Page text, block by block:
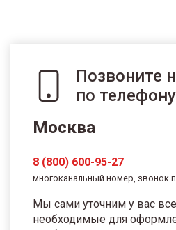
Позвоните
по телефону
Москва
8 (800) 600-95-27
многоканальный номер, звонок
Мы сами уточним у вас
необходимые для